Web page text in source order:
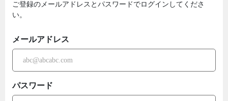
ご登録のメールアドレスとパスワードでログインしてくださ
い。
メールアドレス
パスワード